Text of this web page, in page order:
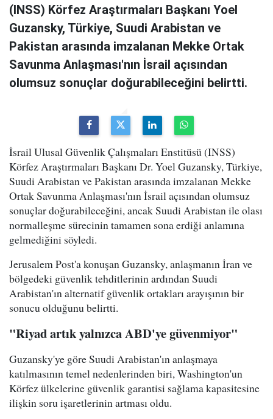
(INSS) Körfez Araştırmaları Başkanı Yoel
Guzansky, Türkiye, Suudi Arabistan ve
Pakistan arasında imzalanan Mekke Ortak
Savunma Anlaşması'nın İsrail açısından
olumsuz sonuçlar doğurabileceğini belirtti.
İsrail Ulusal Güvenlik Çalışmaları Enstitüsü (INSS)
Körfez Araştırmaları Başkanı Dr. Yoel Guzansky, Türkiye,
Suudi Arabistan ve Pakistan arasında imzalanan Mekke
Ortak Savunma Anlaşması'nın İsrail açısından olumsuz
sonuçlar doğurabileceğini, ancak Suudi Arabistan ile olası
normalleşme sürecinin tamamen sona erdiği anlamına
gelmediğini söyledi.
Jerusalem Post'a konuşan Guzansky, anlaşmanın İran ve
bölgedeki güvenlik tehditlerinin ardından Suudi
Arabistan'ın alternatif güvenlik ortakları arayışının bir
sonucu olduğunu belirtti.
"Riyad artık yalnızca ABD'ye güvenmiyor"
Guzansky'ye göre Suudi Arabistan'ın anlaşmaya
katılmasının temel nedenlerinden biri, Washington'un
Körfez ülkelerine güvenlik garantisi sağlama kapasitesine
ilişkin soru işaretlerinin artması oldu.